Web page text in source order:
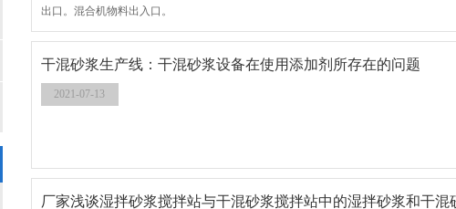
出口。混合机物料出入口。
干混砂浆生产线：干混砂浆设备在使用添加剂所存在的问题
2021-07-13
厂家浅谈湿拌砂浆搅拌站与干混砂浆搅拌站中的湿拌砂浆和干混